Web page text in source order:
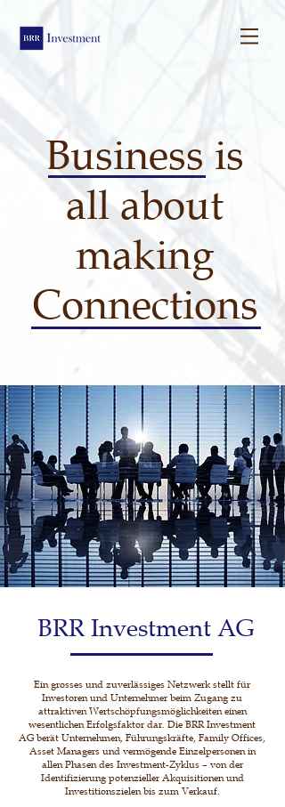
Business is
all about
making
Connections
BRR Investment AG
Ein grosses und zuverlässiges Netzwerk stellt für
Investoren und Unternehmer beim Zugang zu
attraktiven Wertschöpfungsmöglichkeiten einen
wesentlichen Erfolgsfaktor dar. Die BRR Investment
AG berät Unternehmen, Führungskräfte, Family Offices,
Asset Managers und vermögende Einzelpersonen in
allen Phasen des Investment-Zyklus – von der
Identifizierung potenzieller Akquisitionen und
Investitionszielen bis zum Verkauf.